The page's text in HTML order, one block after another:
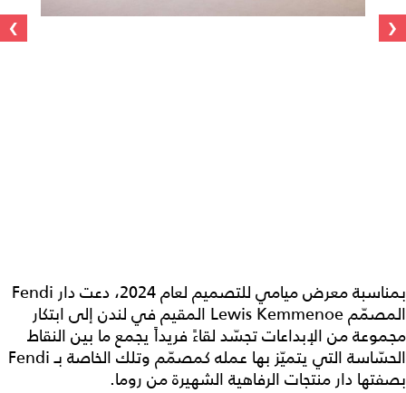
‹
›
بمناسبة معرض ميامي للتصميم لعام 2024، دعت دار Fendi
المصمّم Lewis Kemmenoe المقيم في لندن إلى ابتكار
مجموعة من الإبداعات تجسّد لقاءً فريداً يجمع ما بين النقاط
الحسّاسة التي يتميّز بها عمله كمصمّم وتلك الخاصة بـ Fendi
بصفتها دار منتجات الرفاهية الشهيرة من روما.